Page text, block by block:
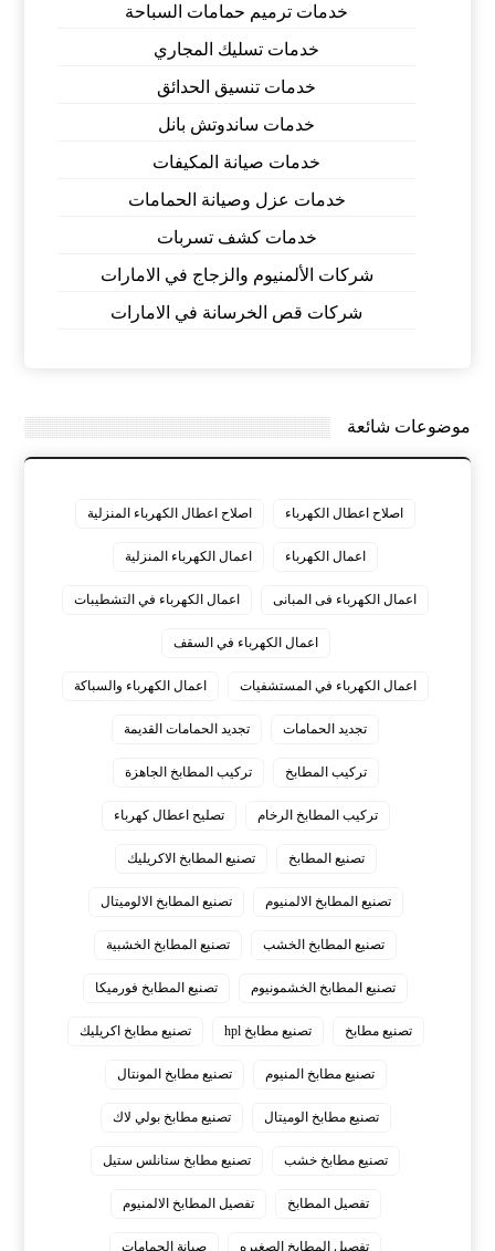
خدمات ترميم حمامات السباحة
خدمات تسليك المجاري
خدمات تنسيق الحدائق
خدمات ساندوتش بانل
خدمات صيانة المكيفات
خدمات عزل وصيانة الحمامات
خدمات كشف تسربات
شركات الألمنيوم والزجاج في الامارات
شركات قص الخرسانة في الامارات
موضوعات شائعة
اصلاح اعطال الكهرباء اصلاح اعطال الكهرباء المنزلية
اعمال الكهرباء اعمال الكهرباء المنزلية
اعمال الكهرباء فى المبانى اعمال الكهرباء في التشطيبات
اعمال الكهرباء في السقف
اعمال الكهرباء في المستشفيات اعمال الكهرباء والسباكة
تجديد الحمامات تجديد الحمامات القديمة
تركيب المطابخ تركيب المطابخ الجاهزة
تركيب المطابخ الرخام تصليح اعطال كهرباء
تصنيع المطابخ تصنيع المطابخ الاكريليك
تصنيع المطابخ الالمنيوم تصنيع المطابخ الالوميتال
تصنيع المطابخ الخشب تصنيع المطابخ الخشبية
تصنيع المطابخ الخشمونيوم تصنيع المطابخ فورميكا
تصنيع مطابخ تصنيع مطابخ hpl تصنيع مطابخ اكريليك
تصنيع مطابخ المنيوم تصنيع مطابخ المونتال
تصنيع مطابخ الوميتال تصنيع مطابخ بولي لاك
تصنيع مطابخ خشب تصنيع مطابخ ستانلس ستيل
تفصيل المطابخ تفصيل المطابخ الالمنيوم
تفصيل المطابخ الصغيره صيانة الحمامات